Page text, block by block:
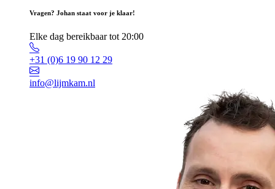
Vragen? Johan staat voor je klaar!
Elke dag bereikbaar tot 20:00
+31 (0)6 19 90 12 29
info@lijmkam.nl